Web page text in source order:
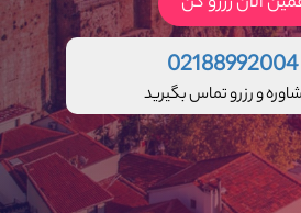
02188992004
و رزرو تماس بگیرید